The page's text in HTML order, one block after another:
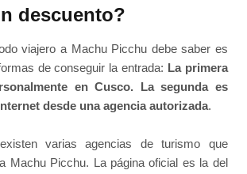
descuento?
viajero a Machu Picchu debe saber es
de conseguir la entrada: La primera
en Cusco. La segunda es
desde una agencia autorizada.
varias agencias de turismo que
Machu Picchu. La página oficial es la del